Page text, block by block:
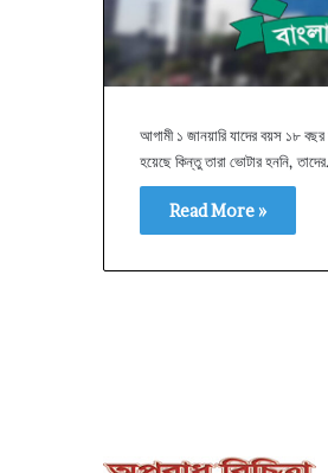
আগামী ১ জানয়ারি যাদের বয়স ১৮
হয়েছে কিন্তু তারা ভোটার হননি,
Read More »